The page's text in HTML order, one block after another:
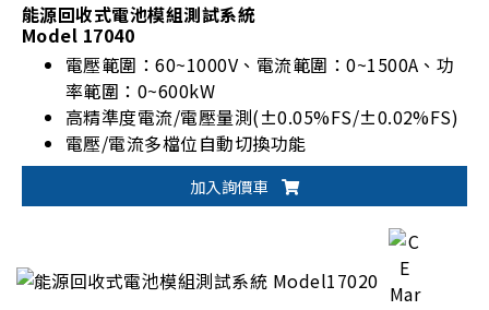
能源回收式電池模組測試系統
Model 17040
電壓範圍：60~1000V、電流範圍：0~1500A、功
率範圍：0~600kW
高精準度電流/電壓量測(±0.05%FS/±0.02%FS)
電壓/電流多檔位自動切換功能
可符合動力電池國際標準測試：IEC, ISO, UL,
具備電池放電能量回收再利用功能(Eff. >90%, PF
加入詢價車